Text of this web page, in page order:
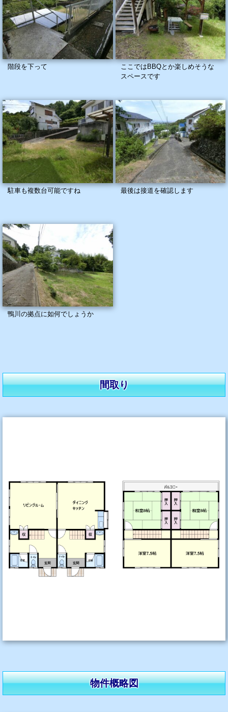
階段を下って
ここではBBQとか楽しめそうな
スペースです
駐車も複数台可能ですね 最後は接道を確認します
鴨川の拠点に如何でしょうか
間取り
物件概略図